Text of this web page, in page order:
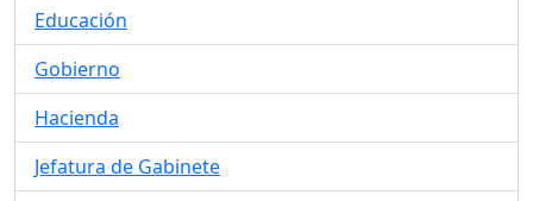
Educación
Gobierno
Hacienda
Jefatura de Gabinete